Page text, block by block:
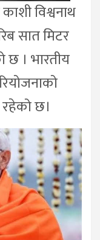
विश्वनाथ
सात मिटर
छ । भारतीय
छ।